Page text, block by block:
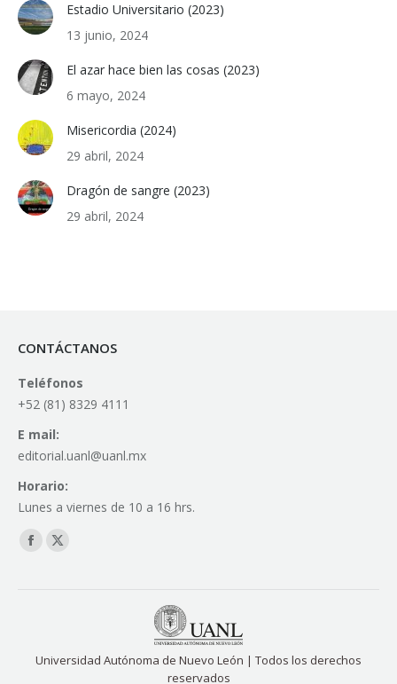
Estadio Universitario (2023)
13 junio, 2024
El azar hace bien las cosas (2023)
6 mayo, 2024
Misericordia (2024)
29 abril, 2024
Dragón de sangre (2023)
29 abril, 2024
CONTÁCTANOS
Teléfonos
+52 (81) 8329 4111
E mail:
editorial.uanl@uanl.mx
Horario:
Lunes a viernes de 10 a 16 hrs.
Find us on:
Facebook
window
X
window
Universidad Autónoma de Nuevo León | Todos los derechos
reservados